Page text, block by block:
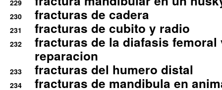
229
230 fracturas de cadera
231 fracturas de cubito y radio
232
fracturas de la diafasis
reparacion
233 fracturas del humero distal
234 fracturas de mandibula en